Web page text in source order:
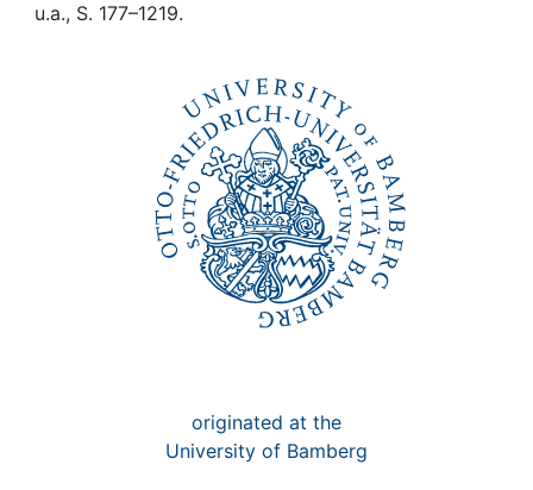
Awards
u.a., S. 177–1219.
originated at the
University of Bamberg